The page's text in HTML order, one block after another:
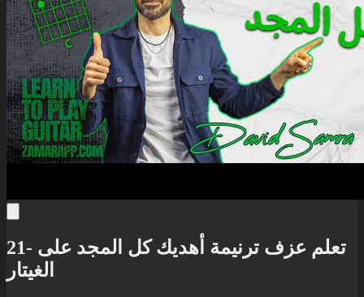
21- تعلم عزف ترنيمة أهديك كل المجد على
الغيتار